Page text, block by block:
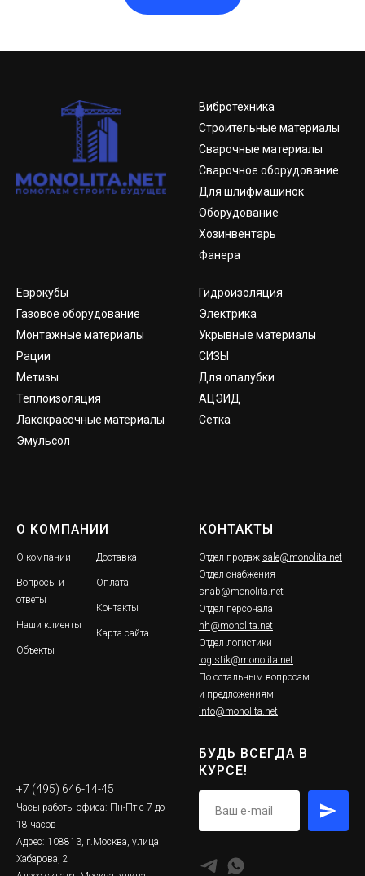
Вибротехника
Строительные материалы
Сварочные материалы
Сварочное оборудование
Для шлифмашинок
Оборудование
Хозинвентарь
Фанера
Еврокубы
Газовое оборудование
Монтажные материалы
Рации
Метизы
Теплоизоляция
Лакокрасочные материалы
Эмульсол
Гидроизоляция
Электрика
Укрывные материалы
СИЗЫ
Для опалубки
АЦЭИД
Сетка
О КОМПАНИИ
О компании
Вопросы и
ответы
Наши клиенты
Объекты
Доставка
Оплата
Контакты
Карта сайта
КОНТАКТЫ
Отдел продаж sale@monolita.net
Отдел снабжения
snab@monolita.net
Отдел персонала
hh@monolita.net
Отдел логистики
logistik@monolita.net
По остальным вопросам
и предложениям
info@monolita.net
+7 (495) 646-14-45
Часы работы офиса: Пн-Пт с 7 до
18 часов
Адрес: 108813, г.Москва, улица
Хабарова, 2
БУДЬ ВСЕГДА В
КУРСЕ!